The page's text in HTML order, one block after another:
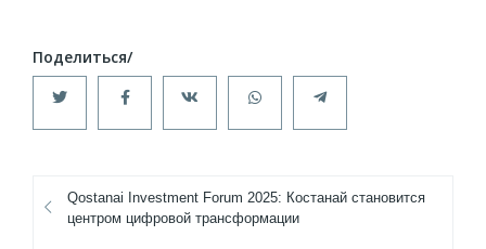
Qostanai Investment Forum 2025: Костанай становится
центром цифровой трансформации